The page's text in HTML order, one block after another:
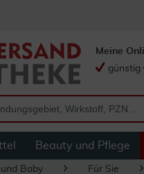
Meine
günstig
Beauty und Pflege
Baby Für Sie